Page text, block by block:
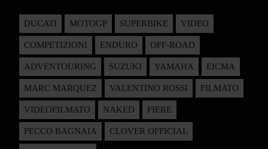
DUCATI MOTOGP SUPERBIKE VIDEO
COMPETIZIONI ENDURO OFF-ROAD
ADVENTOURING SUZUKI YAMAHA EICMA
MARC MARQUEZ VALENTINO ROSSI FILMATO
VIDEOFILMATO NAKED FIERE
PECCO BAGNAIA CLOVER OFFICIAL